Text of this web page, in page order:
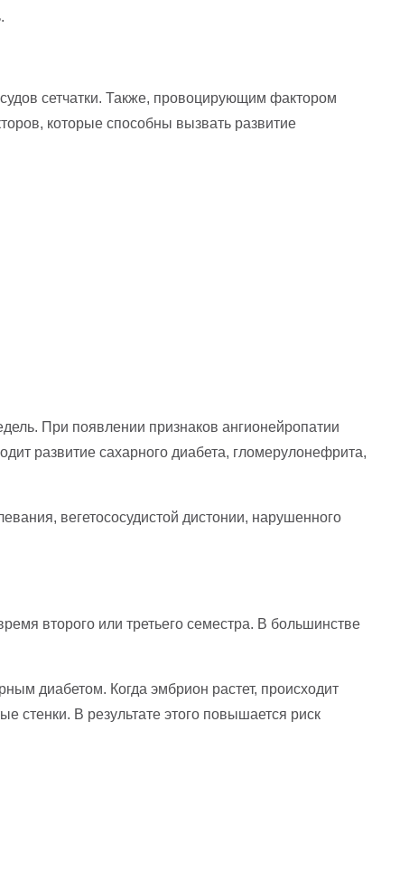
сетчатки. Также, провоцирующим фактором
которые способны вызвать развитие
При появлении признаков ангионейропатии
развитие сахарного диабета, гломерулонефрита,
вегетососудистой дистонии, нарушенного
второго или третьего семестра. В большинстве
диабетом. Когда эмбрион растет, происходит
стенки. В результате этого повышается риск